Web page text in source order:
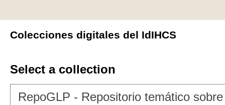
Colecciones digitales del IdIHCS
Select a collection
RepoGLP - Repositorio temático